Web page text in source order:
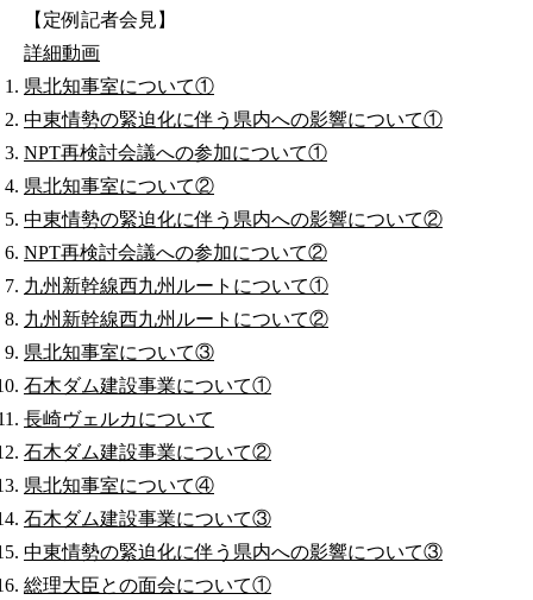
【定例記者会見】
詳細動画
県北知事室について①
中東情勢の緊迫化に伴う県内への影響について①
NPT再検討会議への参加について①
県北知事室について②
中東情勢の緊迫化に伴う県内への影響について②
NPT再検討会議への参加について②
九州新幹線西九州ルートについて①
九州新幹線西九州ルートについて②
県北知事室について③
石木ダム建設事業について①
長崎ヴェルカについて
石木ダム建設事業について②
県北知事室について④
石木ダム建設事業について③
中東情勢の緊迫化に伴う県内への影響について③
総理大臣との面会について①